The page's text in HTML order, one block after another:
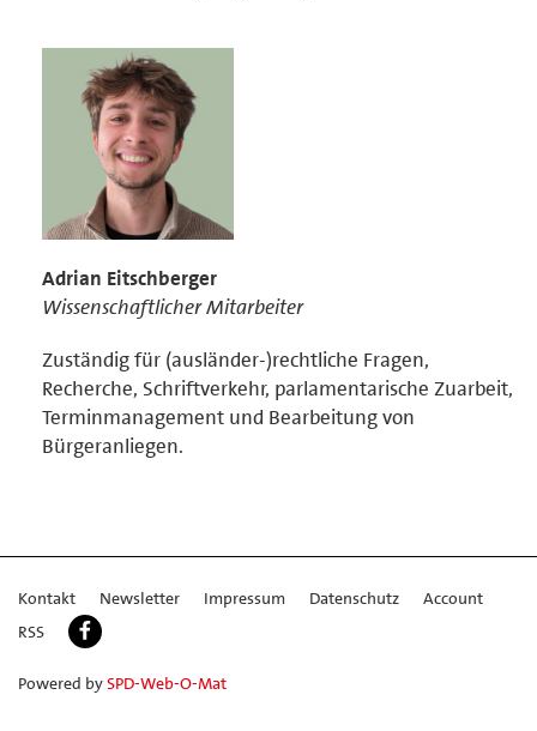
Adrian Eitschberger
Wissenschaftlicher Mitarbeiter
Zuständig für (ausländer-)rechtliche Fragen,
Recherche, Schriftverkehr, parlamentarische Zuarbeit,
Terminmanagement und Bearbeitung von
Bürgeranliegen.
Kontakt Newsletter Impressum Datenschutz
Account
RSS
Powered bySPD-Web-O-Mat